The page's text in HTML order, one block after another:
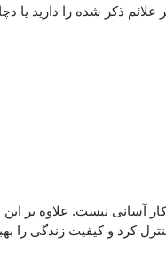
ذکر شده را دارید یا
آسانی نیست. علاوه بر
کرد و کیفیت زندگی را